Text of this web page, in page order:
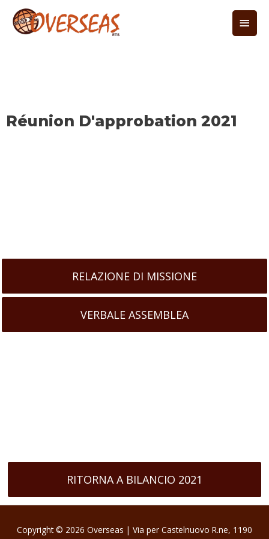
Réunion D'approbation 2021
RELAZIONE DI MISSIONE
VERBALE ASSEMBLEA
RITORNA A BILANCIO 2021
Copyright © 2026 Overseas | Via per Castelnuovo R.ne, 1190